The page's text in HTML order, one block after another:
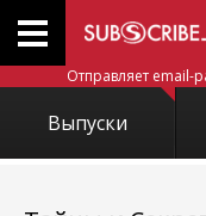
Отправляет email-
Выпуски